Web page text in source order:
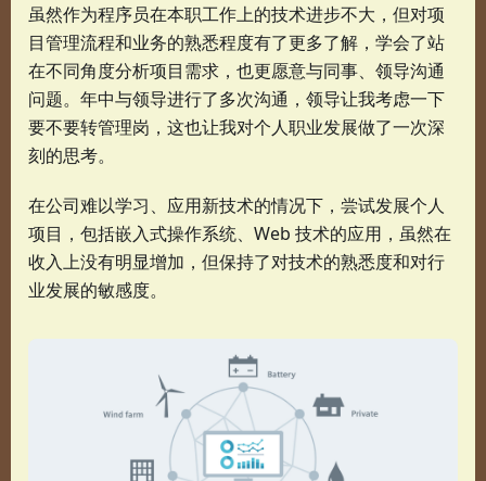
虽然作为程序员在本职工作上的技术进步不大，但对项
目管理流程和业务的熟悉程度有了更多了解，学会了站
在不同角度分析项目需求，也更愿意与同事、领导沟通
问题。年中与领导进行了多次沟通，领导让我考虑一下
要不要转管理岗，这也让我对个人职业发展做了一次深
刻的思考。
在公司难以学习、应用新技术的情况下，尝试发展个人
项目，包括嵌入式操作系统、Web 技术的应用，虽然在
收入上没有明显增加，但保持了对技术的熟悉度和对行
业发展的敏感度。